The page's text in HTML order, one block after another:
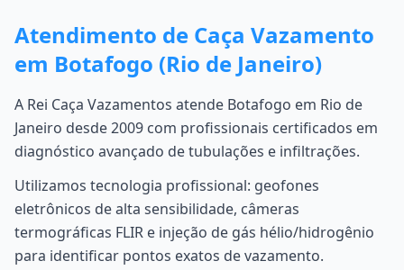
Atendimento de Caça Vazamento
em Botafogo (Rio de Janeiro)
A Rei Caça Vazamentos atende Botafogo em Rio de
Janeiro desde 2009 com profissionais certificados em
diagnóstico avançado de tubulações e infiltrações.
Utilizamos tecnologia profissional: geofones
eletrônicos de alta sensibilidade, câmeras
termográficas FLIR e injeção de gás hélio/hidrogênio
para identificar pontos exatos de vazamento.